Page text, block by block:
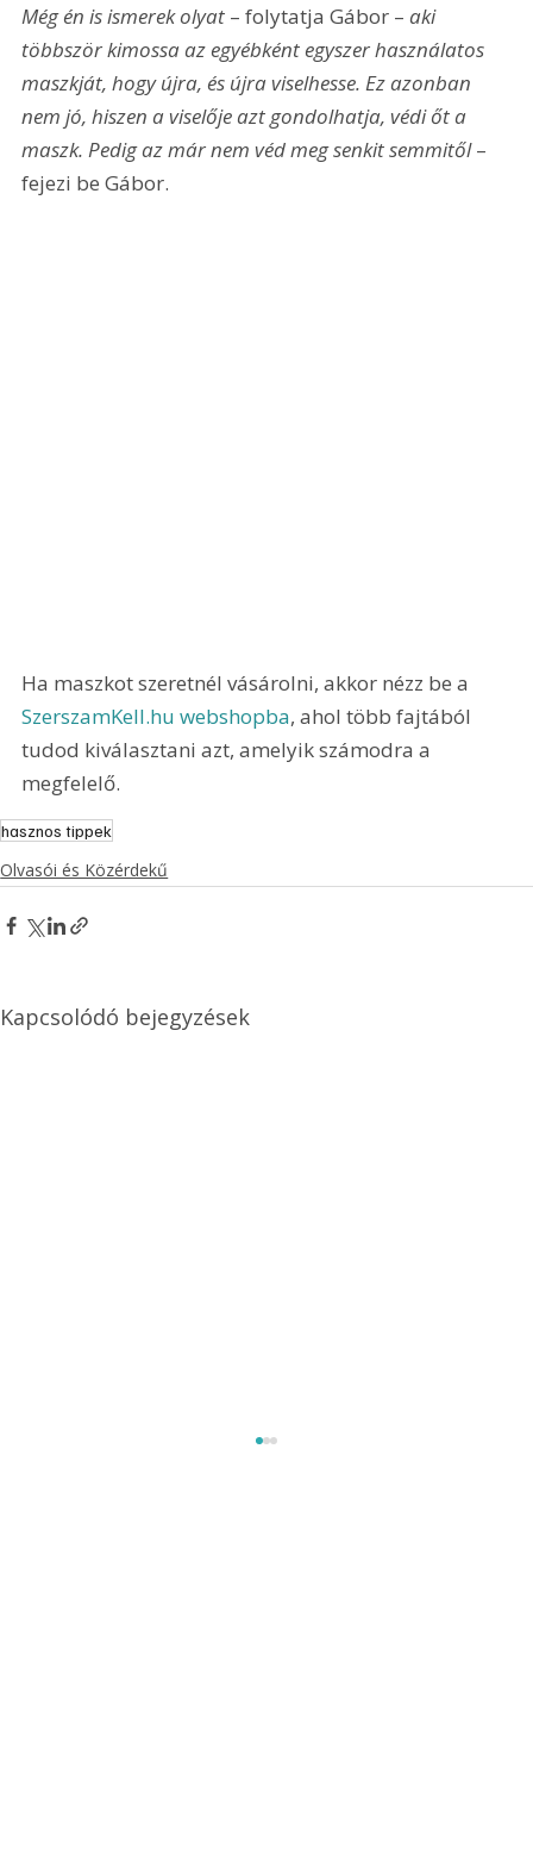
Még én is ismerek olyat – folytatja Gábor – aki
többször kimossa az egyébként egyszer használatos
maszkját, hogy újra, és újra viselhesse. Ez azonban
nem jó, hiszen a viselője azt gondolhatja, védi őt a
maszk. Pedig az már nem véd meg senkit semmitől –
fejezi be Gábor.
Ha maszkot szeretnél vásárolni, akkor nézz be a
SzerszamKell.hu webshopba, ahol több fajtából
tudod kiválasztani azt, amelyik számodra a
megfelelő.
hasznos tippek
Olvasói és Közérdekű
Kapcsolódó bejegyzések